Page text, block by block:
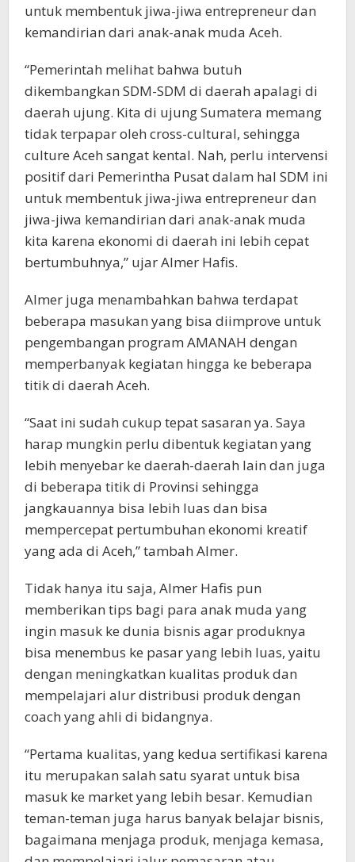
untuk membentuk jiwa-jiwa entrepreneur dan
kemandirian dari anak-anak muda Aceh.
“Pemerintah melihat bahwa butuh
dikembangkan SDM-SDM di daerah apalagi di
daerah ujung. Kita di ujung Sumatera memang
tidak terpapar oleh cross-cultural, sehingga
culture Aceh sangat kental. Nah, perlu intervensi
positif dari Pemerintha Pusat dalam hal SDM ini
untuk membentuk jiwa-jiwa entrepreneur dan
jiwa-jiwa kemandirian dari anak-anak muda
kita karena ekonomi di daerah ini lebih cepat
bertumbuhnya,” ujar Almer Hafis.
Almer juga menambahkan bahwa terdapat
beberapa masukan yang bisa diimprove untuk
pengembangan program AMANAH dengan
memperbanyak kegiatan hingga ke beberapa
titik di daerah Aceh.
“Saat ini sudah cukup tepat sasaran ya. Saya
harap mungkin perlu dibentuk kegiatan yang
lebih menyebar ke daerah-daerah lain dan juga
di beberapa titik di Provinsi sehingga
jangkauannya bisa lebih luas dan bisa
mempercepat pertumbuhan ekonomi kreatif
yang ada di Aceh,” tambah Almer.
Tidak hanya itu saja, Almer Hafis pun
memberikan tips bagi para anak muda yang
ingin masuk ke dunia bisnis agar produknya
bisa menembus ke pasar yang lebih luas, yaitu
dengan meningkatkan kualitas produk dan
mempelajari alur distribusi produk dengan
coach yang ahli di bidangnya.
“Pertama kualitas, yang kedua sertifikasi karena
itu merupakan salah satu syarat untuk bisa
masuk ke market yang lebih besar. Kemudian
teman-teman juga harus banyak belajar bisnis,
bagaimana menjaga produk, menjaga kemasa,